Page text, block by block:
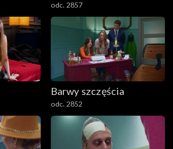
odc. 2857
Barwy szczęścia
odc. 2852